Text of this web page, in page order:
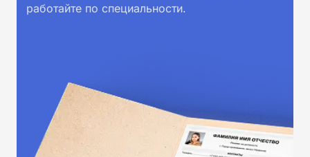
работайте по специальности.